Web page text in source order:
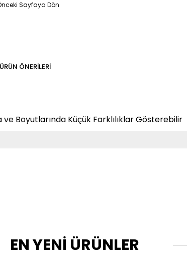
Sayfaya Dön
ÜRÜN ÖNERILERI
Boyutlarında Küçük Farklılıklar Gösterebilir
EN YENİ ÜRÜNLER